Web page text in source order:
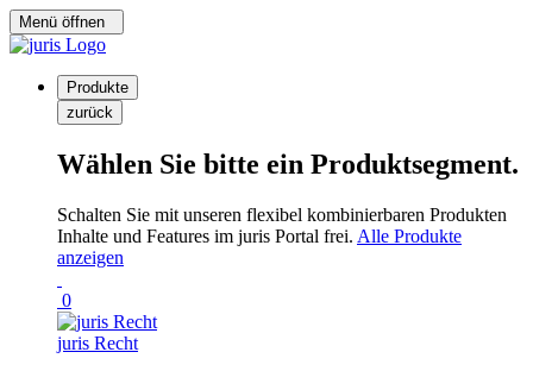
Menü öffnen
Produkte
zurück
Wählen Sie bitte ein Produktsegment.
Schalten Sie mit unseren flexibel kombinierbaren Produkten
Inhalte und Features im juris Portal frei. Alle Produkte
anzeigen
0
juris Recht